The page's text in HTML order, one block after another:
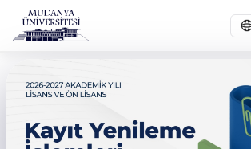
Dış Paydaş Toplantısı
Gerçekleştirildi